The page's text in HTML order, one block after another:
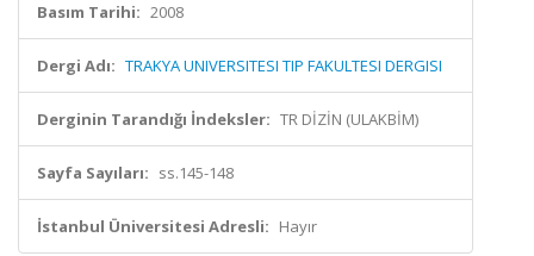
Basım Tarihi: 2008
Dergi Adı: TRAKYA UNIVERSITESI TIP FAKULTESI DERGISI
Derginin Tarandığı İndeksler: TR DİZİN (ULAKBİM)
Sayfa Sayıları: ss.145-148
İstanbul Üniversitesi Adresli: Hayır